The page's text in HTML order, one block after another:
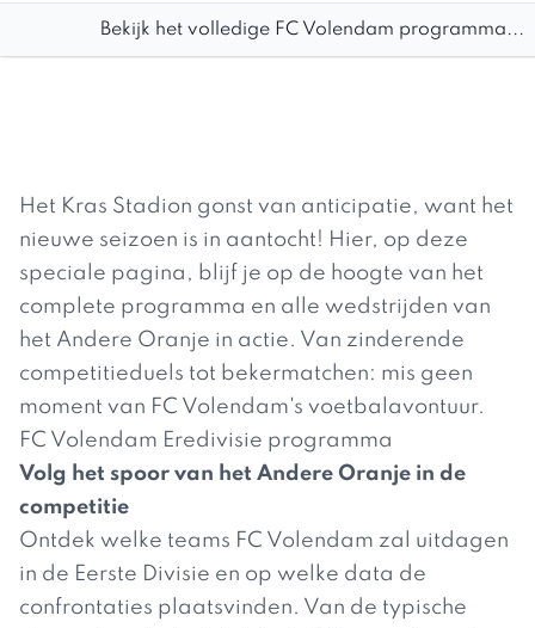
Bekijk het volledige FC Volendam programma...
Het Kras Stadion gonst van anticipatie, want het
nieuwe seizoen is in aantocht! Hier, op deze
speciale pagina, blijf je op de hoogte van het
complete programma en alle wedstrijden van
het Andere Oranje in actie. Van zinderende
competitieduels tot bekermatchen: mis geen
moment van FC Volendam's voetbalavontuur.
FC Volendam Eredivisie programma
Volg het spoor van het Andere Oranje in de
competitie
Ontdek welke teams FC Volendam zal uitdagen
in de Eerste Divisie en op welke data de
confrontaties plaatsvinden. Van de typische